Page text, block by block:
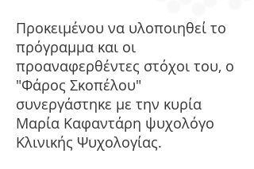
Προκειμένου να υλοποιηθεί το
πρόγραμμα και οι
προαναφερθέντες στόχοι του, ο
"Φάρος Σκοπέλου"
συνεργάστηκε με την κυρία
Μαρία Καφαντάρη ψυχολόγο
Κλινικής Ψυχολογίας.